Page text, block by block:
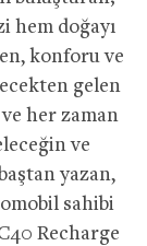
hem doğayı
konforu ve
gelen
her zaman
ve
yazan,
sahibi
Recharge